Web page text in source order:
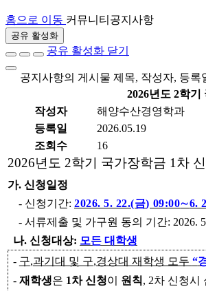
홈으로 이동 커뮤니티 공지사항
공유 활성화
공유 활성화 닫기
공지사항의 게시물 제목, 작성자, 등
2026년도 2학기
작성자
해양수산경영학과
등록일
2026.05.19
조회수
16
2026년도 2학기 국가장학금 1 차
가. 신청일정
- 신청기간: 2026. 5. 22.(금) 09:00∼6.
- 서류제출 및 가구원 동의 기간: 2026.
나. 신청대상: 모든 대학생
- 구,과기대 및 구,경상대 재학생 모두 “
- 재학생은 1차 신청이 원칙, 2차 신청시